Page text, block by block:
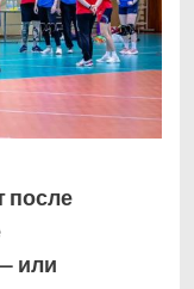
после
или